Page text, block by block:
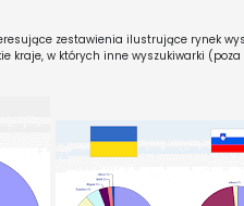
zestawienia ilustrujące rynek
kraje, w których inne wyszukiwarki